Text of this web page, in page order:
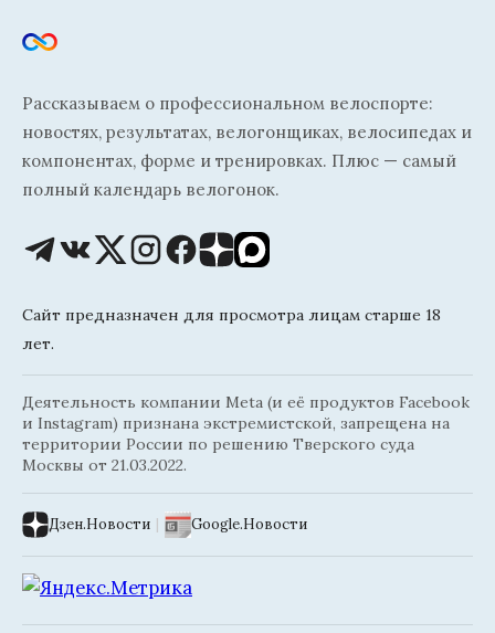
Рассказываем о профессиональном велоспорте:
новостях, результатах, велогонщиках, велосипедах и
компонентах, форме и тренировках. Плюс — самый
полный календарь велогонок.
Сайт предназначен для просмотра лицам старше 18
лет.
Деятельность компании Meta (и её продуктов Facebook
и Instagram) признана экстремистской, запрещена на
территории России по решению Тверского суда
Москвы от 21.03.2022.
Дзен.Новости | Google.Новости